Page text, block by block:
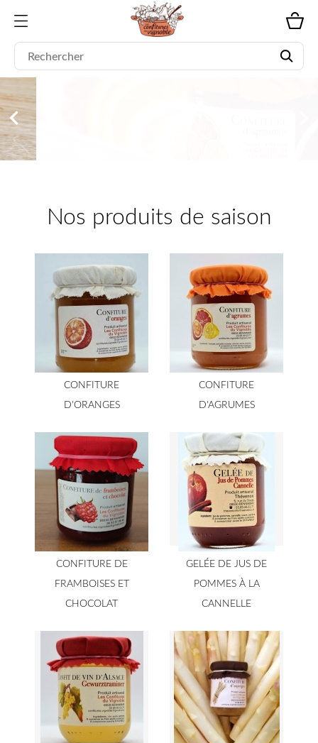

Nos produits de saison
CONFITURE
D'ORANGES
CONFITURE
D'AGRUMES
CONFITURE DE
FRAMBOISES ET
CHOCOLAT
GELÉE DE JUS DE
POMMES À LA
CANNELLE